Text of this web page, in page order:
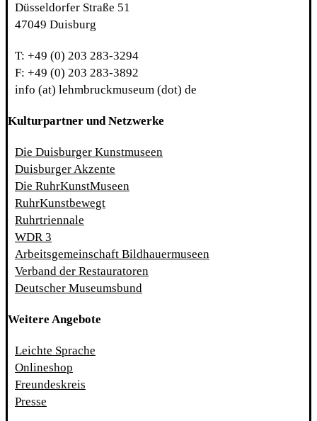
Düsseldorfer Straße 51
47049 Duisburg
T: +49 (0) 203 283-3294
F: +49 (0) 203 283-3892
info (at) lehmbruckmuseum (dot) de
Kulturpartner und Netzwerke
Die Duisburger Kunstmuseen
Duisburger Akzente
Die RuhrKunstMuseen
RuhrKunstbewegt
Ruhrtriennale
WDR 3
Arbeitsgemeinschaft Bildhauermuseen
Verband der Restauratoren
Deutscher Museumsbund
Weitere Angebote
Leichte Sprache
Onlineshop
Freundeskreis
Presse